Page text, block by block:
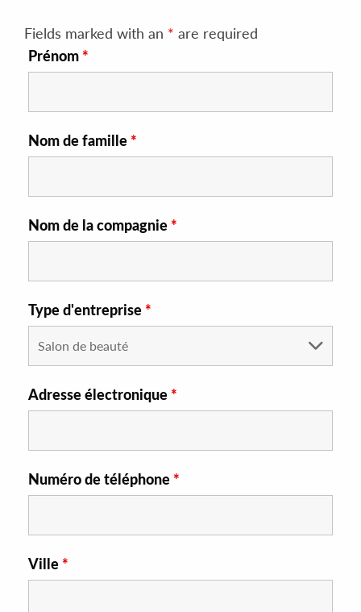
Fields marked with an * are required
Prénom *
Nom de famille *
Nom de la compagnie *
Type d'entreprise *
Adresse électronique *
Numéro de téléphone *
Ville *